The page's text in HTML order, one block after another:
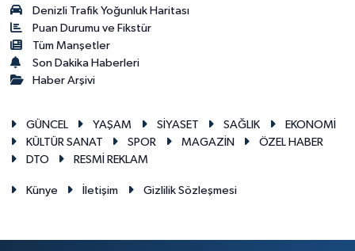
Denizli Trafik Yoğunluk Haritası
Puan Durumu ve Fikstür
Tüm Manşetler
Son Dakika Haberleri
Haber Arşivi
GÜNCEL YAŞAM SİYASET SAĞLIK
EKONOMİ
KÜLTÜR SANAT
SPOR MAGAZİN
ÖZEL HABER
DTO
RESMİ REKLAM
Künye İletişim Gizlilik Sözleşmesi